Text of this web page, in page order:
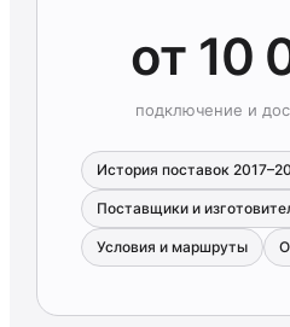
от 10
подключение и
История поставок
Поставщики и
Условия и маршруты